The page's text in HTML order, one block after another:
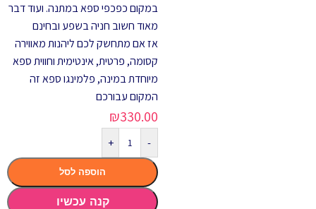
במקום כפכפי ספא במתנה. ועוד דבר
מאוד חשוב חניה בשפע ובחינם
אז אם מתחשק לכם ליהנות מאווירה
קסומה, פרטית, אינטימית וחווית ספא
מיוחדת במינה, פלמינגו ספא זה
המקום עבורכם
₪330.00
-
+
הוספה לסל
קנה עכשיו